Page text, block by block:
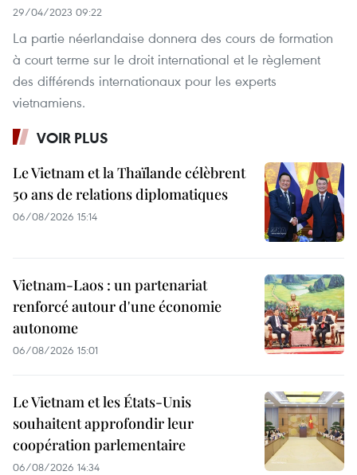
29/04/2023 09:22
La partie néerlandaise donnera des cours de formation
à court terme sur le droit international et le règlement
des différends internationaux pour les experts
vietnamiens.
VOIR PLUS
Le Vietnam et la Thaïlande célèbrent
50 ans de relations diplomatiques
06/08/2026 15:14
Vietnam-Laos : un partenariat
renforcé autour d'une économie
autonome
06/08/2026 15:01
Le Vietnam et les États-Unis
souhaitent approfondir leur
coopération parlementaire
06/08/2026 14:34